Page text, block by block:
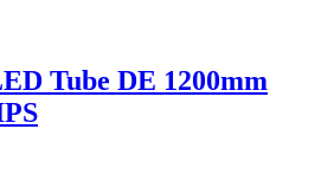
Tube DE 1200mm